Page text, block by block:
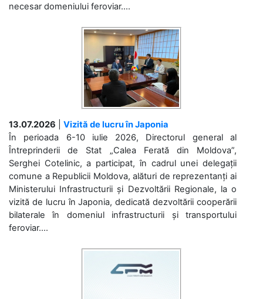
necesar domeniului feroviar....
13.07.2026
Vizită de lucru în Japonia
În perioada 6-10 iulie 2026, Directorul general al
Întreprinderii de Stat „Calea Ferată din Moldova”,
Serghei Cotelinic, a participat, în cadrul unei delegații
comune a Republicii Moldova, alături de reprezentanți ai
Ministerului Infrastructurii și Dezvoltării Regionale, la o
vizită de lucru în Japonia, dedicată dezvoltării cooperării
bilaterale în domeniul infrastructurii și transportului
feroviar....